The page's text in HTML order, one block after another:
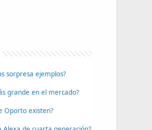
sorpresa ejemplos?
grande en el mercado?
Oporto existen?